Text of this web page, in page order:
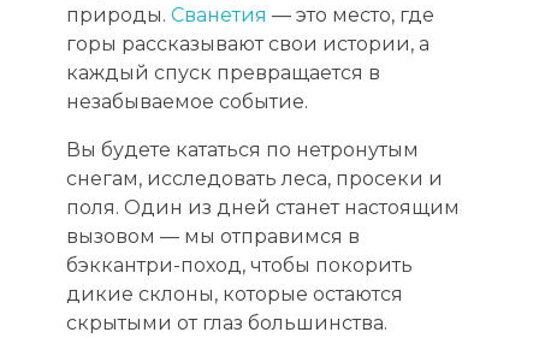
природы. Сванетия — это место, где
горы рассказывают свои истории, а
каждый спуск превращается в
незабываемое событие.
Вы будете кататься по нетронутым
снегам, исследовать леса, просеки и
поля. Один из дней станет настоящим
вызовом — мы отправимся в
бэккантри-поход, чтобы покорить
дикие склоны, которые остаются
скрытыми от глаз большинства.